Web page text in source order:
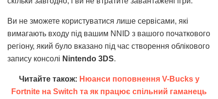
Ви не зможете користуватися лише сервісами, які
вимагають входу під вашим NNID з вашого початкового
регіону, який було вказано під час створення облікового
запису консолі Nintendo 3DS.
Читайте також: Нюанси поповнення V-Bucks у
Fortnite на Switch та як працює спільний гаманець